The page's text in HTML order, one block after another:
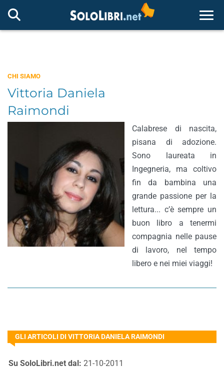
CHI SIAMO
Vittoria Daniela
Raimondi
Calabrese di nascita,
pisana di adozione.
Sono laureata in
Ingegneria, ma coltivo
fin da bambina una
grande passione per la
lettura... c’è sempre un
buon libro a tenermi
compagnia nelle pause
di lavoro, nel tempo
libero e nei miei viaggi!
GLI ARTICOLI DI VITTORIA DANIELA RAIMONDI
Su SoloLibri.net dal: 21-10-2011